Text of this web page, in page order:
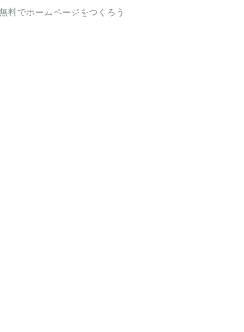
AmebaOwnd
無料でホームページをつくろう